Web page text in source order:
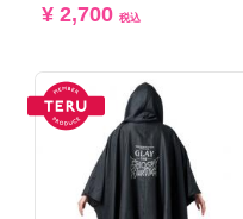
¥ 2,700 税込